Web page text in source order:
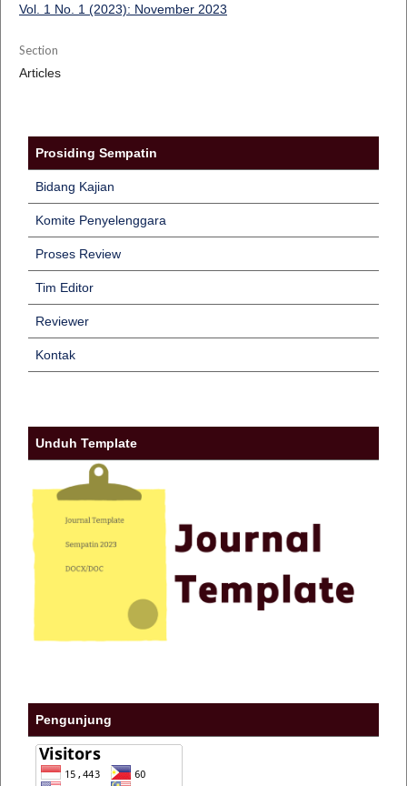
Vol. 1 No. 1 (2023): November 2023
Section
Articles
Prosiding Sempatin
Bidang Kajian
Komite Penyelenggara
Proses Review
Tim Editor
Reviewer
Kontak
Unduh Template
Pengunjung